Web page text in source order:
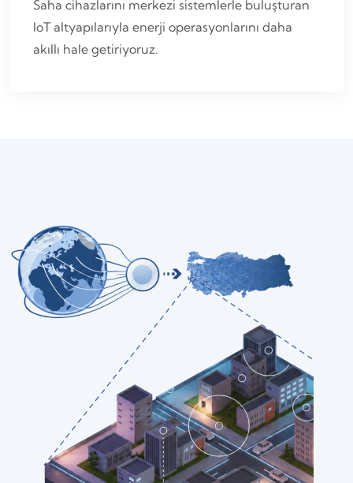
Saha cihazlarını merkezi sistemlerle buluşturan
IoT altyapılarıyla enerji operasyonlarını daha
akıllı hale getiriyoruz.